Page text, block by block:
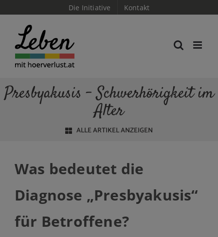
content
Die Initiative Kontakt
Presbyakusis – Schwerhörigkeit im
Alter
ALLE ARTIKEL ANZEIGEN
Was bedeutet die
Diagnose „Presbyakusis“
für Betroffene?